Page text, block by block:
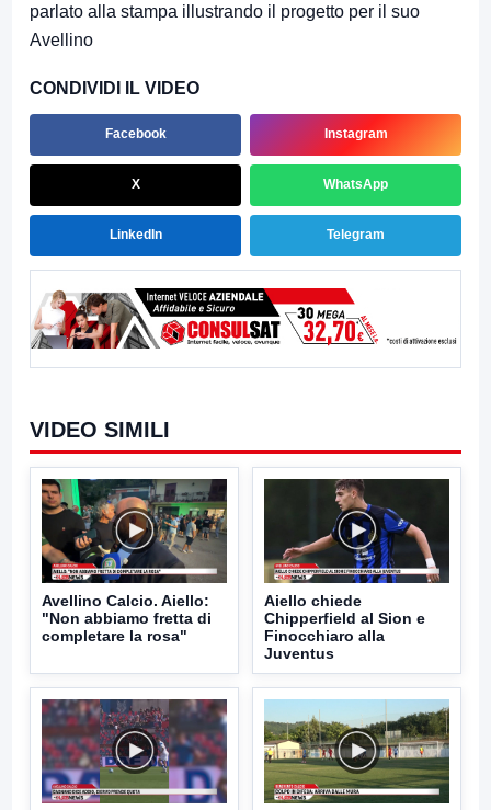
parlato alla stampa illustrando il progetto per il suo
Avellino
CONDIVIDI IL VIDEO
Facebook Instagram
X WhatsApp
LinkedIn Telegram
VIDEO SIMILI
Avellino Calcio. Aiello:
"Non abbiamo fretta di
completare la rosa"
Aiello chiede
Chipperfield al Sion e
Finocchiaro alla
Juventus